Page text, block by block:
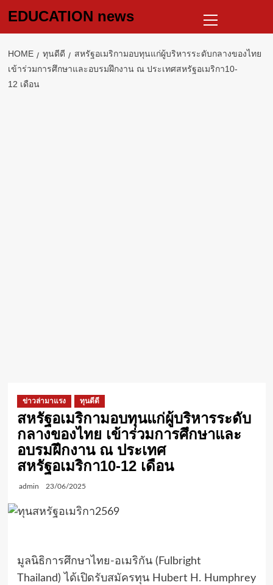
EDUCATION news
Menu
HOME ทุนดีดี
สหรัฐอเมริกามอบทุนแก่ผู้บริหารระดับกลางของไทย
เข้าร่วมการศึกษาและอบรมฝึกงาน ณ ประเทศสหรัฐอเมริกา10-
12 เดือน
ข่าวล่ามาแรง ทุนดีดี
สหรัฐอเมริกามอบทุนแก่ผู้บริหารระดับ
กลางของไทย เข้าร่วมการศึกษาและ
อบรมฝึกงาน ณ ประเทศ
สหรัฐอเมริกา10-12 เดือน
admin 23/06/2025
มูลนิธิการศึกษาไทย-อเมริกัน (Fulbright
Thailand) ได้เปิดรับสมัครทุน Hubert H. Humphrey